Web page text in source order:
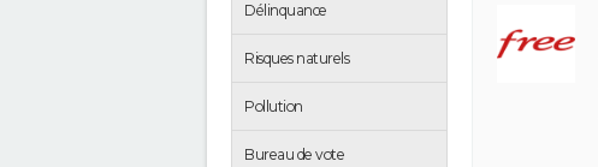
Délinquance
Risques naturels
Pollution
Bureau de vote